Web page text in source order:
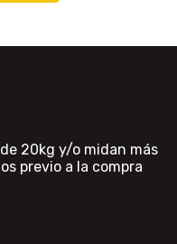
20kg y/o midan más
previo a la compra